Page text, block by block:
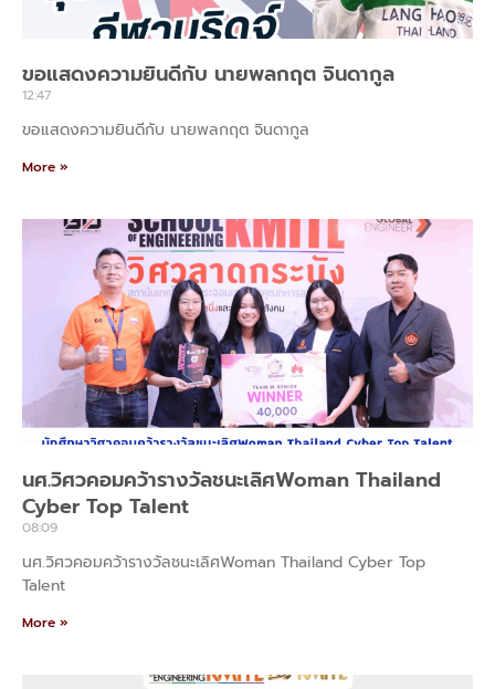
ขอแสดงความยินดีกับ นายพลกฤต จินดากูล
12:47
ขอแสดงความยินดีกับ นายพลกฤต จินดากูล
More »
นศ.วิศวคอมคว้ารางวัลชนะเลิศWoman Thailand
Cyber Top Talent
08:09
นศ.วิศวคอมคว้ารางวัลชนะเลิศWoman Thailand Cyber Top
Talent
More »